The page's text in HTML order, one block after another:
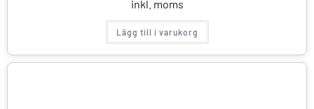
inkl. moms
Lägg till i varukorg